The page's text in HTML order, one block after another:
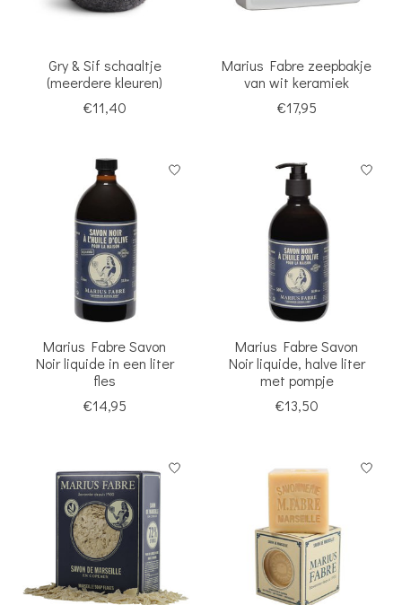
Gry & Sif schaaltje
(meerdere kleuren)
€11,40
Marius Fabre zeepbakje
van wit keramiek
€17,95
Marius Fabre Savon
Noir liquide in een liter
fles
€14,95
Marius Fabre Savon
Noir liquide, halve liter
met pompje
€13,50